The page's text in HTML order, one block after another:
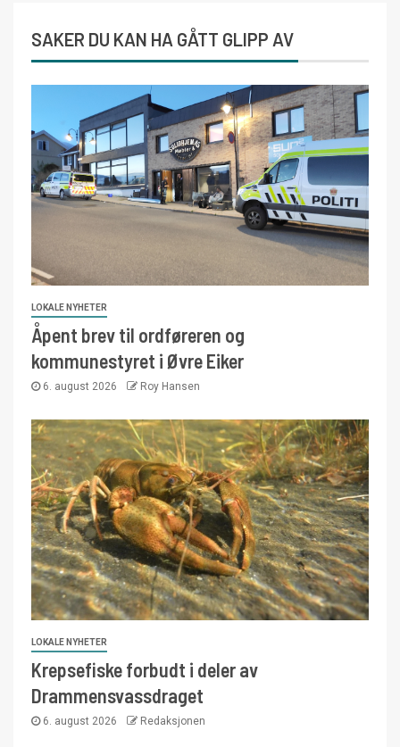
SAKER DU KAN HA GÅTT GLIPP AV
LOKALE NYHETER
Åpent brev til ordføreren og
kommunestyret i Øvre Eiker
6. august 2026 Roy Hansen
LOKALE NYHETER
Krepsefiske forbudt i deler av
Drammensvassdraget
6. august 2026 Redaksjonen